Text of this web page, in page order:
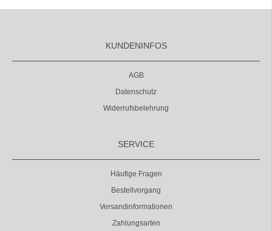
KUNDENINFOS
AGB
Datenschutz
Widerrufsbelehrung
SERVICE
Häufige Fragen
Bestellvorgang
Versandinformationen
Zahlungsarten